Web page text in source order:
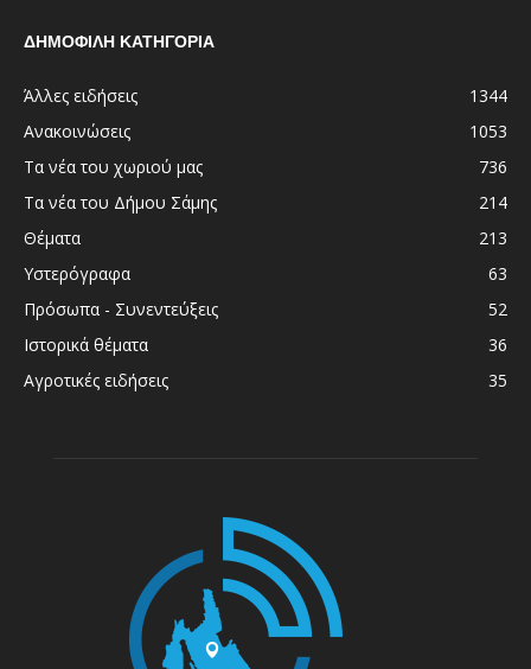
ΔΗΜΟΦΙΛΗ ΚΑΤΗΓΟΡΙΑ
Άλλες ειδήσεις
1344
Ανακοινώσεις
1053
Τα νέα του χωριού μας
736
Τα νέα του Δήμου Σάμης
214
Θέματα
213
Υστερόγραφα
63
Πρόσωπα - Συνεντεύξεις
52
Ιστορικά θέματα
36
Αγροτικές ειδήσεις
35